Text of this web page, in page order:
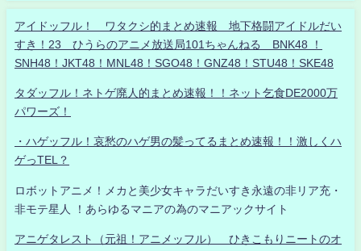
アイドッフル！ ワタクシ的まとめ速報 地下格闘アイドルだい
すき！23 ひうらのアニメ放送局101ちゃんねる BNK48 ！
SNH48！JKT48！MNL48！SGO48！GNZ48！STU48！SKE48
タダッフル！ネトゲ廃人的まとめ速報！！ネット乞食DE2000万
パワーズ！
・ハゲッフル！哀愁のハゲ男の髪ってるまとめ速報！！激しくハ
ゲっTEL？
ロボットアニメ！メカと美少女キャラだいすき永遠の非リア充・
非モテ星人 ！あらゆるマニアの為のマニアックサイト
アニゲタレスト（元祖！アニメッフル） ひきこもりニートのオ